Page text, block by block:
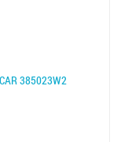
385023W2